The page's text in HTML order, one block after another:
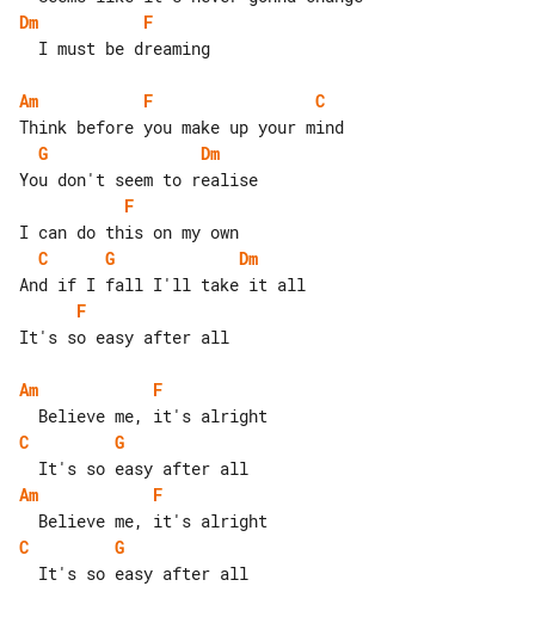
Dm
F
Am F
C
G
Dm
F
C
G
Dm
F
It's so easy after all
Am
F
C
G
Am
F
C
G